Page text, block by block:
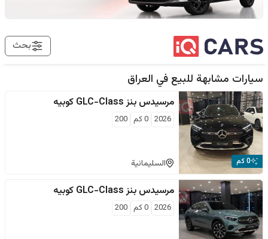
بحث
سيارات مشابهة للبيع في العراق
0 كم
مرسيدس بنز GLC-Class كوبيه
2026
0كم 200
السليمانية
مرسيدس بنز GLC-Class كوبيه
2026
0كم 200